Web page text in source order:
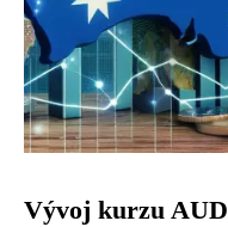
Vývoj kurzu AUD